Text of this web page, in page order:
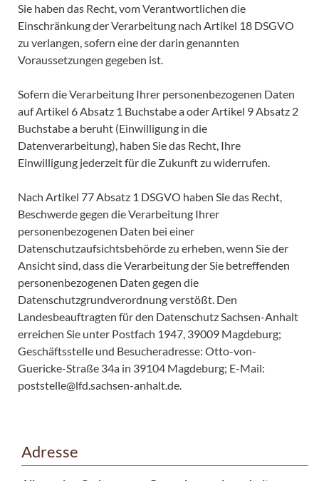
Sie haben das Recht, vom Verantwortlichen die
Einschränkung der Verarbeitung nach Artikel 18 DSGVO
zu verlangen, sofern eine der darin genannten
Voraussetzungen gegeben ist.
Sofern die Verarbeitung Ihrer personenbezogenen Daten
auf Artikel 6 Absatz 1 Buchstabe a oder Artikel 9 Absatz 2
Buchstabe a beruht (Einwilligung in die
Datenverarbeitung), haben Sie das Recht, Ihre
Einwilligung jederzeit für die Zukunft zu widerrufen.
Nach Artikel 77 Absatz 1 DSGVO haben Sie das Recht,
Beschwerde gegen die Verarbeitung Ihrer
personenbezogenen Daten bei einer
Datenschutzaufsichtsbehörde zu erheben, wenn Sie der
Ansicht sind, dass die Verarbeitung der Sie betreffenden
personenbezogenen Daten gegen die
Datenschutzgrundverordnung verstößt. Den
Landesbeauftragten für den Datenschutz Sachsen-Anhalt
erreichen Sie unter Postfach 1947, 39009 Magdeburg;
Geschäftsstelle und Besucheradresse: Otto-von-
Guericke-Straße 34a in 39104 Magdeburg; E-Mail:
poststelle@lfd.sachsen-anhalt.de.
Adresse